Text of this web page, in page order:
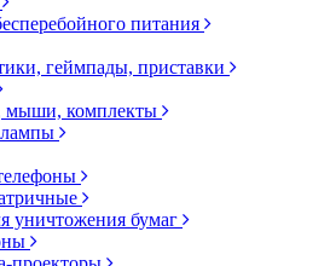
питания
геймпады, приставки
мыши, комплекты
уничтожения бумаг